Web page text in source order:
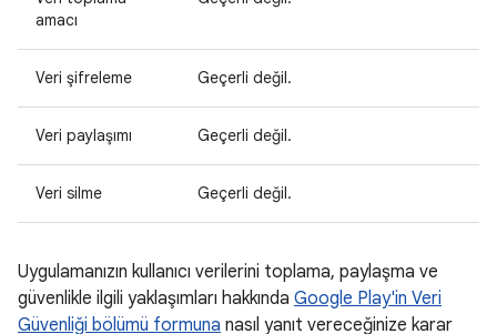
amacı
Veri şifreleme Geçerli değil.
Veri paylaşımı Geçerli değil.
Veri silme Geçerli değil.
Uygulamanızın kullanıcı verilerini toplama, paylaşma ve
güvenlikle ilgili yaklaşımları hakkında Google Play'in Veri
Güvenliği bölümü formuna nasıl yanıt vereceğinize karar